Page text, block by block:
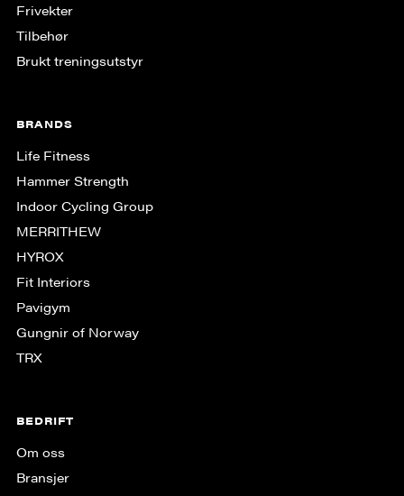
Frivekter
Tilbehør
Brukt treningsutstyr
BRANDS
Life Fitness
Hammer Strength
Indoor Cycling Group
MERRITHEW
HYROX
Fit Interiors
Pavigym
Gungnir of Norway
TRX
BEDRIFT
Om oss
Bransjer